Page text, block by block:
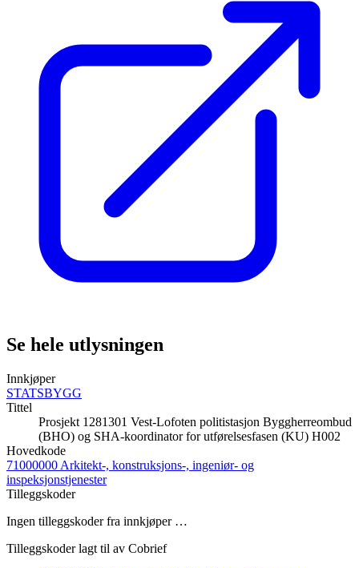
Se hele utlysningen
Innkjøper
STATSBYGG
Tittel
Prosjekt 1281301 Vest-Lofoten politistasjon Byggherreombud
(BHO) og SHA-koordinator for utførelsesfasen (KU) H002
Hovedkode
71000000 Arkitekt-, konstruksjons-, ingeniør- og
inspeksjonstjenester
Tilleggskoder
Ingen tilleggskoder fra innkjøper …
Tilleggskoder lagt til av Cobrief